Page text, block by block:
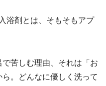
浴剤とは、そもそもアプ
苦しむ理由、それは「お
。どんなに優しく洗って